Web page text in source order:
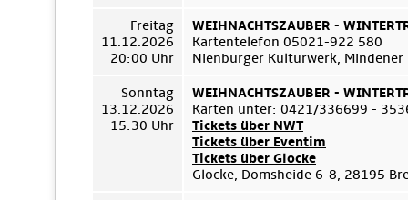
Freitag
11.12.2026
20:00 Uhr
WEIHNACHTSZAUBER -
Kartentelefon 05021-922 580
Nienburger Kulturwerk,
Sonntag
13.12.2026
15:30 Uhr
WEIHNACHTSZAUBER -
Karten unter: 0421/336699 -
Tickets über NWT
Tickets über Eventim
Tickets über Glocke
Glocke, Domsheide 6-8, 28195